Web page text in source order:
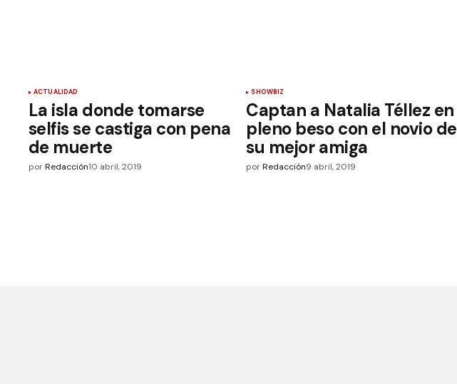
ACTUALIDAD
La isla donde tomarse
selfis se castiga con pena
de muerte
porRedacción10 abril, 2019
SHOWBIZ
Captan a Natalia Téllez en
pleno beso con el novio de
su mejor amiga
por Redacción9 abril, 2019